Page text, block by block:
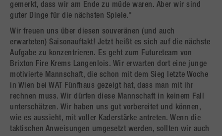
gemerkt, dass wir am Ende zu müde waren. Aber wir sind
guter Dinge für die nächsten Spiele."
Wir freuen uns über diesen souveränen (und auch
erwarteten) Saisonauftakt! Jetzt heißt es sich auf die nächste
Aufgabe zu konzentrieren. Es geht zum Futureteam von
Brixton Fire Krems Langenlois. Wir erwarten dort eine junge
motivierte Mannschaft, die schon mit dem Sieg letzte Woche
in Wien bei WAT Fünfhaus gezeigt hat, dass man mit ihr
rechnen muss. Wir dürfen diese Mannschaft in keinem Fall
unterschätzen. Wir haben uns gut vorbereitet und können,
wie es aussieht, mit voller Kaderstärke antreten. Wenn die
taktischen Anweisungen umgesetzt werden, sollten wir auch